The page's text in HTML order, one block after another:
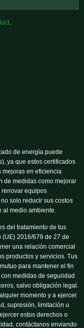
de energía puede
ya que estos certificados
mejoras en eficiencia
de medidas como mejorar
equipos
solo reducir sus costos
medio ambiente.
del tratamiento de tus
2016/679 de 27 de
una relación comercial
productos y servicios. Tus
para mantener el fin
medidas de seguridad
salvo obligación legal.
momento y a ejercer
supresión, limitación u
estos derechos o
contáctanos enviando